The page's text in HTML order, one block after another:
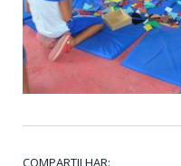
COMPARTILHAR: